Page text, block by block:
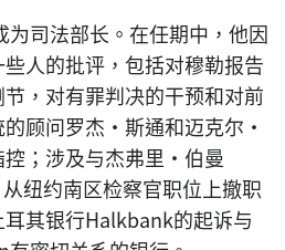
为司法部长。在任期中，他因
人的批评，包括对穆勒报告
，对有罪判决的干预和对前
的顾问罗杰·斯通和迈克尔·
；涉及与杰弗里·伯曼
纽约南区检察官职位上撤职
其银行Halkbank的起诉与